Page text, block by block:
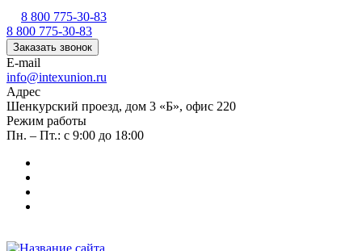
8 800 775-30-83
8 800 775-30-83
Заказать звонок
E-mail
info@intexunion.ru
Адрес
Шенкурский проезд, дом 3 «Б», офис 220
Режим работы
Пн. – Пт.: с 9:00 до 18:00